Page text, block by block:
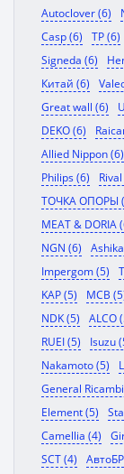
Autoclover (6)
Casp (6)
TP (6)
Signeda (6)
Китай (6)
Great wall (6)
DEKO (6)
Allied Nippon (6)
Philips (6)
ТОЧКА ОПОРЫ
MEAT & DORIA
NGN (6)
Impergom (5)
KAP (5)
MCB
NDK (5)
ALCO
RUEI (5)
Isuzu
Nakamoto (5)
General
Element (5)
Camellia (4)
SCT (4)